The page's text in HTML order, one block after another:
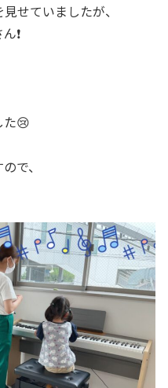
せていましたが、
❗️
た😢
で、